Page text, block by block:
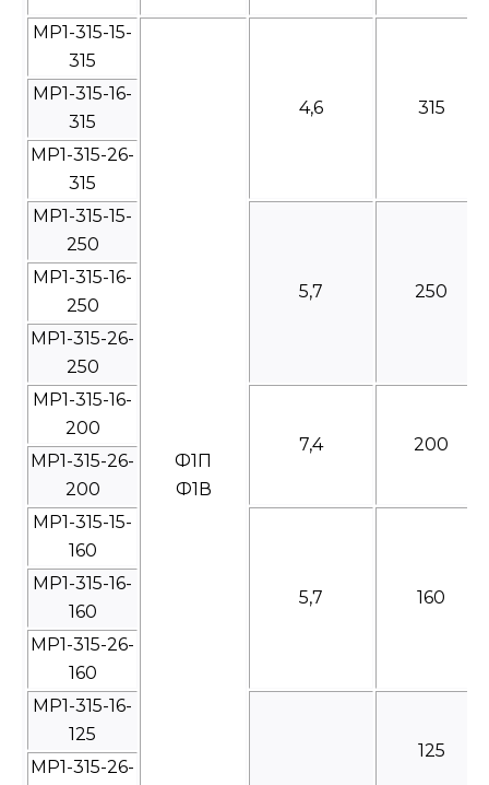
МР1-315-15-
315
Ф1П
Ф1В
4,6 315
МР1-315-16-
315
МР1-315-26-
315
МР1-315-15-
250
5,7 250
МР1-315-16-
250
МР1-315-26-
250
МР1-315-16-
200
7,4 200
МР1-315-26-
200
МР1-315-15-
160
5,7 160
МР1-315-16-
160
МР1-315-26-
160
МР1-315-16-
125
125
МР1-315-26-